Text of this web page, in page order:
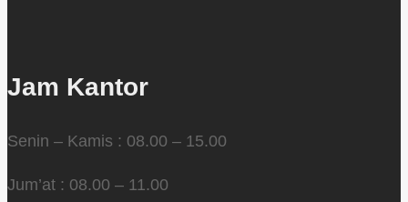
Jam Kantor
Senin – Kamis : 08.00 – 15.00
Jum’at : 08.00 – 11.00